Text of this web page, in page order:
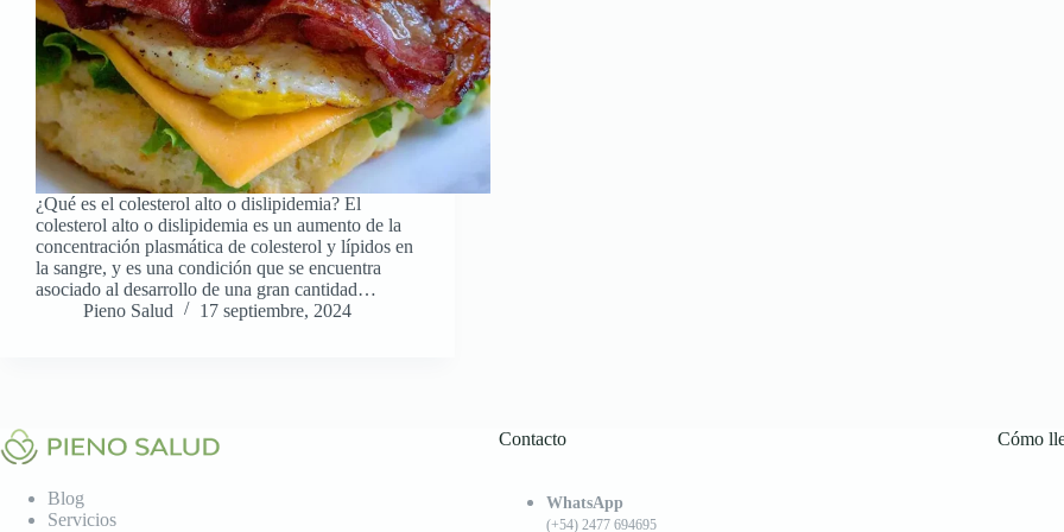
¿Qué es el colesterol alto o dislipidemia? El
colesterol alto o dislipidemia es un aumento de la
concentración plasmática de colesterol y lípidos en
la sangre, y es una condición que se encuentra
asociado al desarrollo de una gran cantidad…
Pieno Salud
17 septiembre, 2024
Blog
Servicios
Contacto
WhatsApp
(+54) 2477 694695
Cómo